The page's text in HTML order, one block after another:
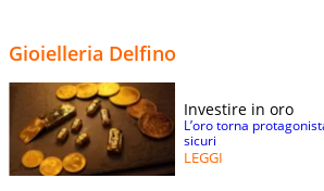
Gioielleria Delfino
Investire in oro
L’oro torna
sicuri
LEGGI